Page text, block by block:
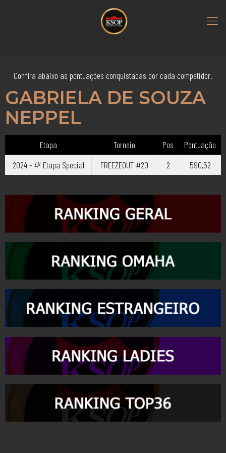
Confira abaixo as pontuações conquistadas por cada competidor.
GABRIELA DE SOUZA
NEPPEL
Etapa Torneio Pos
Pontuação
2024 - 4º Etapa Special
FREEZEOUT #20 2 590,52